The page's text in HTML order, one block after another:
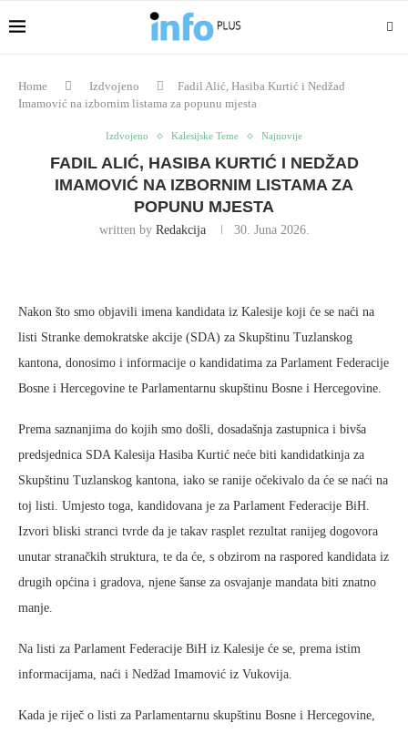
Home Izdvojeno
Fadil Alić, Hasiba Kurtić i Nedžad
Imamović na izbornim listama za popunu mjesta
Izdvojeno Kalesijske Teme Najnovije
FADIL ALIĆ, HASIBA KURTIĆ I NEDŽAD
IMAMOVIĆ NA IZBORNIM LISTAMA ZA
POPUNU MJESTA
written by Redakcija 30. Juna 2026.
Nakon što smo objavili imena kandidata iz Kalesije koji će se naći na
listi Stranke demokratske akcije (SDA) za Skupštinu Tuzlanskog
kantona, donosimo i informacije o kandidatima za Parlament Federacije
Bosne i Hercegovine te Parlamentarnu skupštinu Bosne i Hercegovine.
Prema saznanjima do kojih smo došli, dosadašnja zastupnica i bivša
predsjednica SDA Kalesija Hasiba Kurtić neće biti kandidatkinja za
Skupštinu Tuzlanskog kantona, iako se ranije očekivalo da će se naći na
toj listi. Umjesto toga, kandidovana je za Parlament Federacije BiH.
Izvori bliski stranci tvrde da je takav rasplet rezultat ranijeg dogovora
unutar stranačkih struktura, te da će, s obzirom na raspored kandidata iz
drugih općina i gradova, njene šanse za osvajanje mandata biti znatno
manje.
Na listi za Parlament Federacije BiH iz Kalesije će se, prema istim
informacijama, naći i Nedžad Imamović iz Vukovija.
Kada je riječ o listi za Parlamentarnu skupštinu Bosne i Hercegovine,